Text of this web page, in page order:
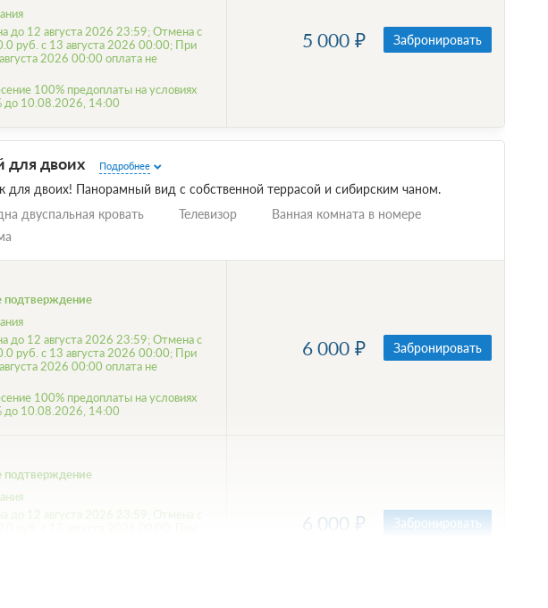
до 12 августа 2026 23:59; Отмена с
руб. с 13 августа 2026 00:00; При
2026 00:00 оплата не
100% предоплаты на условиях
до 10.08.2026, 14:00
5 000 Забронировать
для двоих Подробнее
для двоих! Панорамный вид с собственной террасой и сибирским чаном.
двуспальная кровать Телевизор
Ванная комната в номере
подтверждение
до 12 августа 2026 23:59; Отмена с
руб. с 13 августа 2026 00:00; При
2026 00:00 оплата не
100% предоплаты на условиях
до 10.08.2026, 14:00
6 000 Забронировать
подтверждение
до 12 августа 2026 23:59; Отмена с
2026 00:00 оплата не
100% предоплаты на условиях
6 000 Забронировать